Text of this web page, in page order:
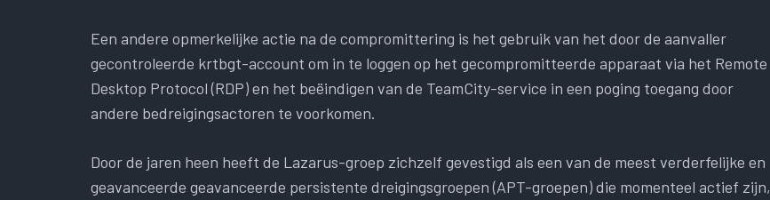
Een andere opmerkelijke actie na de compromittering is het gebruik van het door de aanvaller
gecontroleerde krtbgt-account om in te loggen op het gecompromitteerde apparaat via het Remote
Desktop Protocol (RDP) en het beëindigen van de TeamCity-service in een poging toegang door
andere bedreigingsactoren te voorkomen.
Door de jaren heen heeft de Lazarus-groep zichzelf gevestigd als een van de meest verderfelijke en
geavanceerde geavanceerde persistente dreigingsgroepen (APT-groepen) die momenteel actief zijn,